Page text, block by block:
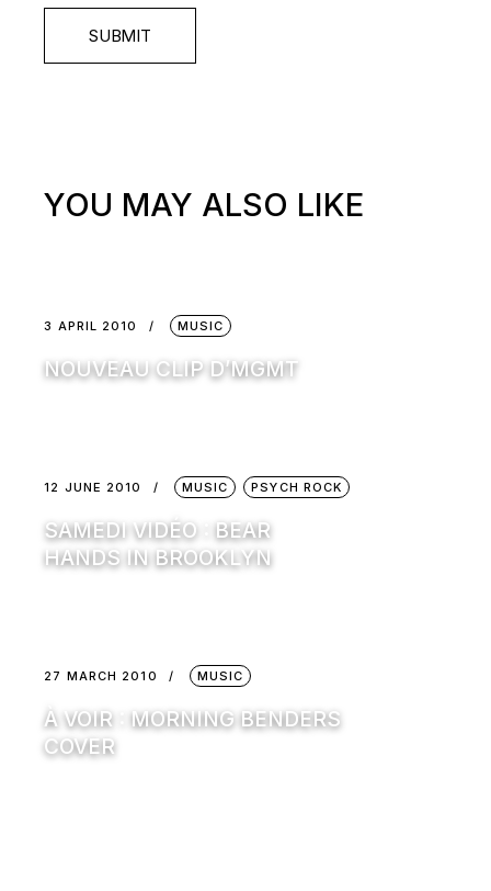
SUBMIT
YOU MAY ALSO LIKE
3 APRIL 2010 MUSIC
NOUVEAU CLIP D’MGMT
12 JUNE 2010 MUSIC PSYCH ROCK
SAMEDI VIDÉO : BEAR
HANDS IN BROOKLYN
27 MARCH 2010 MUSIC
À VOIR : MORNING BENDERS
COVER